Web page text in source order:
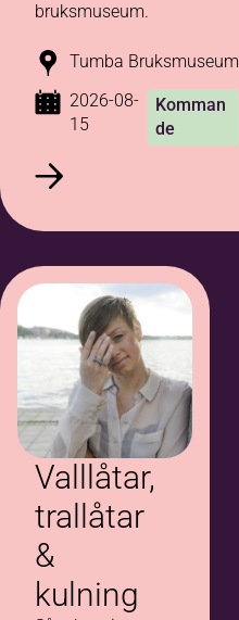
bruksmuseum.
Tumba Bruksmuseum
2026-08-
15
Komman
de
Valllåtar,
trallåtar
&
kulning